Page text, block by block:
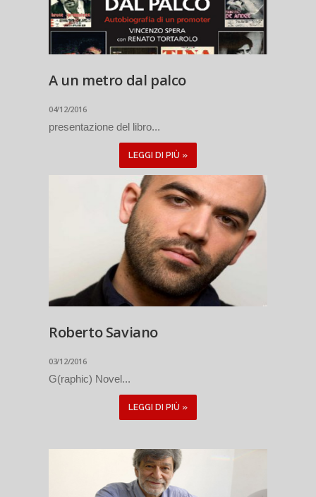
A un metro dal palco
04/12/2016
presentazione del libro...
LEGGI DI PIÙ »
Roberto Saviano
03/12/2016
G(raphic) Novel...
LEGGI DI PIÙ »